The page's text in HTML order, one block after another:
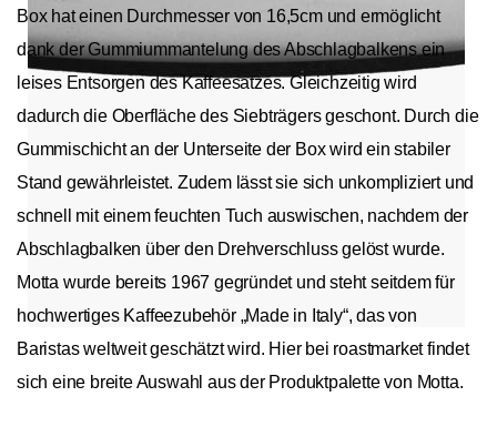
Box hat einen Durchmesser von 16,5cm und ermöglicht
dank der Gummiummantelung des Abschlagbalkens ein
leises Entsorgen des Kaffeesatzes. Gleichzeitig wird
dadurch die Oberfläche des Siebträgers geschont. Durch die
Gummischicht an der Unterseite der Box wird ein stabiler
Stand gewährleistet. Zudem lässt sie sich unkompliziert und
schnell mit einem feuchten Tuch auswischen, nachdem der
Abschlagbalken über den Drehverschluss gelöst wurde.
Motta wurde bereits 1967 gegründet und steht seitdem für
hochwertiges Kaffeezubehör „Made in Italy“, das von
Baristas weltweit geschätzt wird. Hier bei roastmarket findet
sich eine breite Auswahl aus der Produktpalette von Motta.